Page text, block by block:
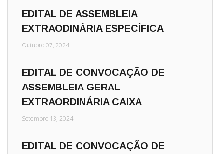
EDITAL DE ASSEMBLEIA
EXTRAODINÁRIA ESPECÍFICA
Outubro 07, 2024
EDITAL DE CONVOCAÇÃO DE
ASSEMBLEIA GERAL
EXTRAORDINÁRIA CAIXA
Setembro 13, 2024
EDITAL DE CONVOCAÇÃO DE